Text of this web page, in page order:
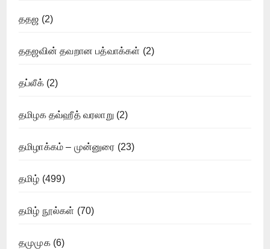
ததஜ (2)
ததஜவின் தவறான பத்வாக்கள் (2)
தப்லீக்(2)
தமிழக தவ்ஹீத் வரலாறு (2)
தமிழாக்கம் – முன்னுரை (23)
தமிழ் (499)
தமிழ் நூல்கள் (70)
தமுமுக(6)